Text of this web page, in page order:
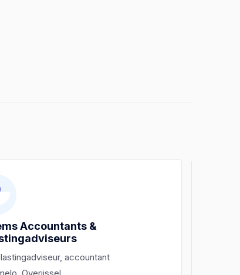
Accountants &
accountant